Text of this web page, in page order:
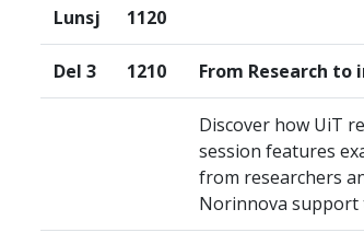
Lunsj 1120
Del 3 1210 From Research to
Discover how UiT
session features
from researchers
Norinnova support